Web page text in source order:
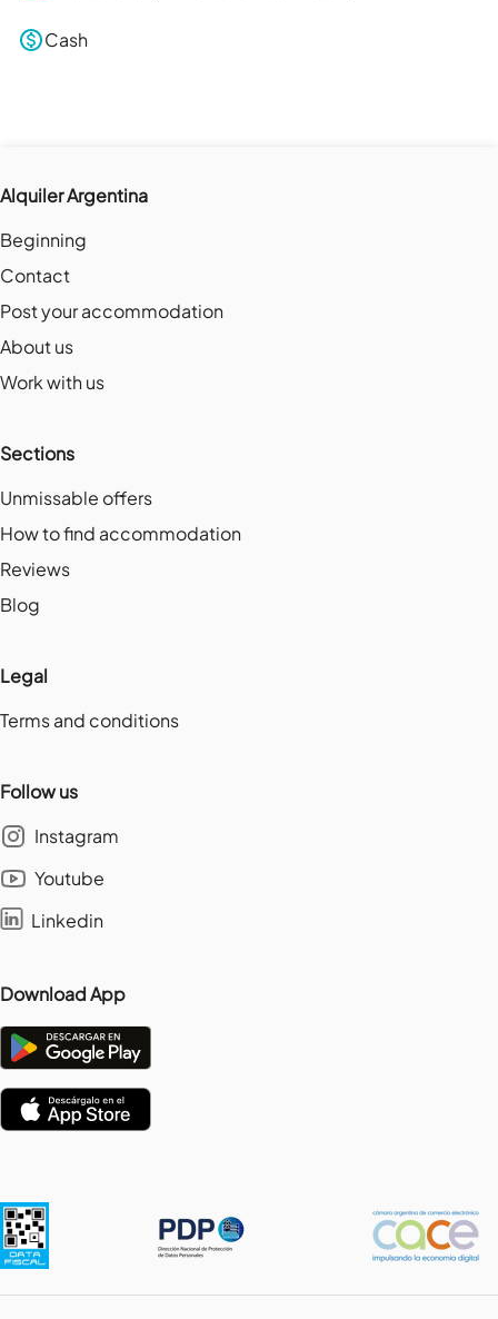
Cash
Alquiler Argentina
Beginning
Contact
Post your accommodation
About us
Work with us
Sections
Unmissable offers
How to find accommodation
Reviews
Blog
Legal
Terms and conditions
Follow us
Instagram
Youtube
Linkedin
Download App